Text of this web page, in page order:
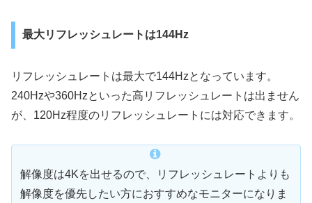
最大リフレッシュレートは144Hz
リフレッシュレートは最大で144Hzとなっています。
240Hzや360Hzといった高リフレッシュレートは出ません
が、120Hz程度のリフレッシュレートには対応できます。
解像度は4Kを出せるので、リフレッシュレートよりも
解像度を優先したい方におすすめなモニターになりま